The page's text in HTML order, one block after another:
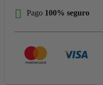
Pago 100% seguro